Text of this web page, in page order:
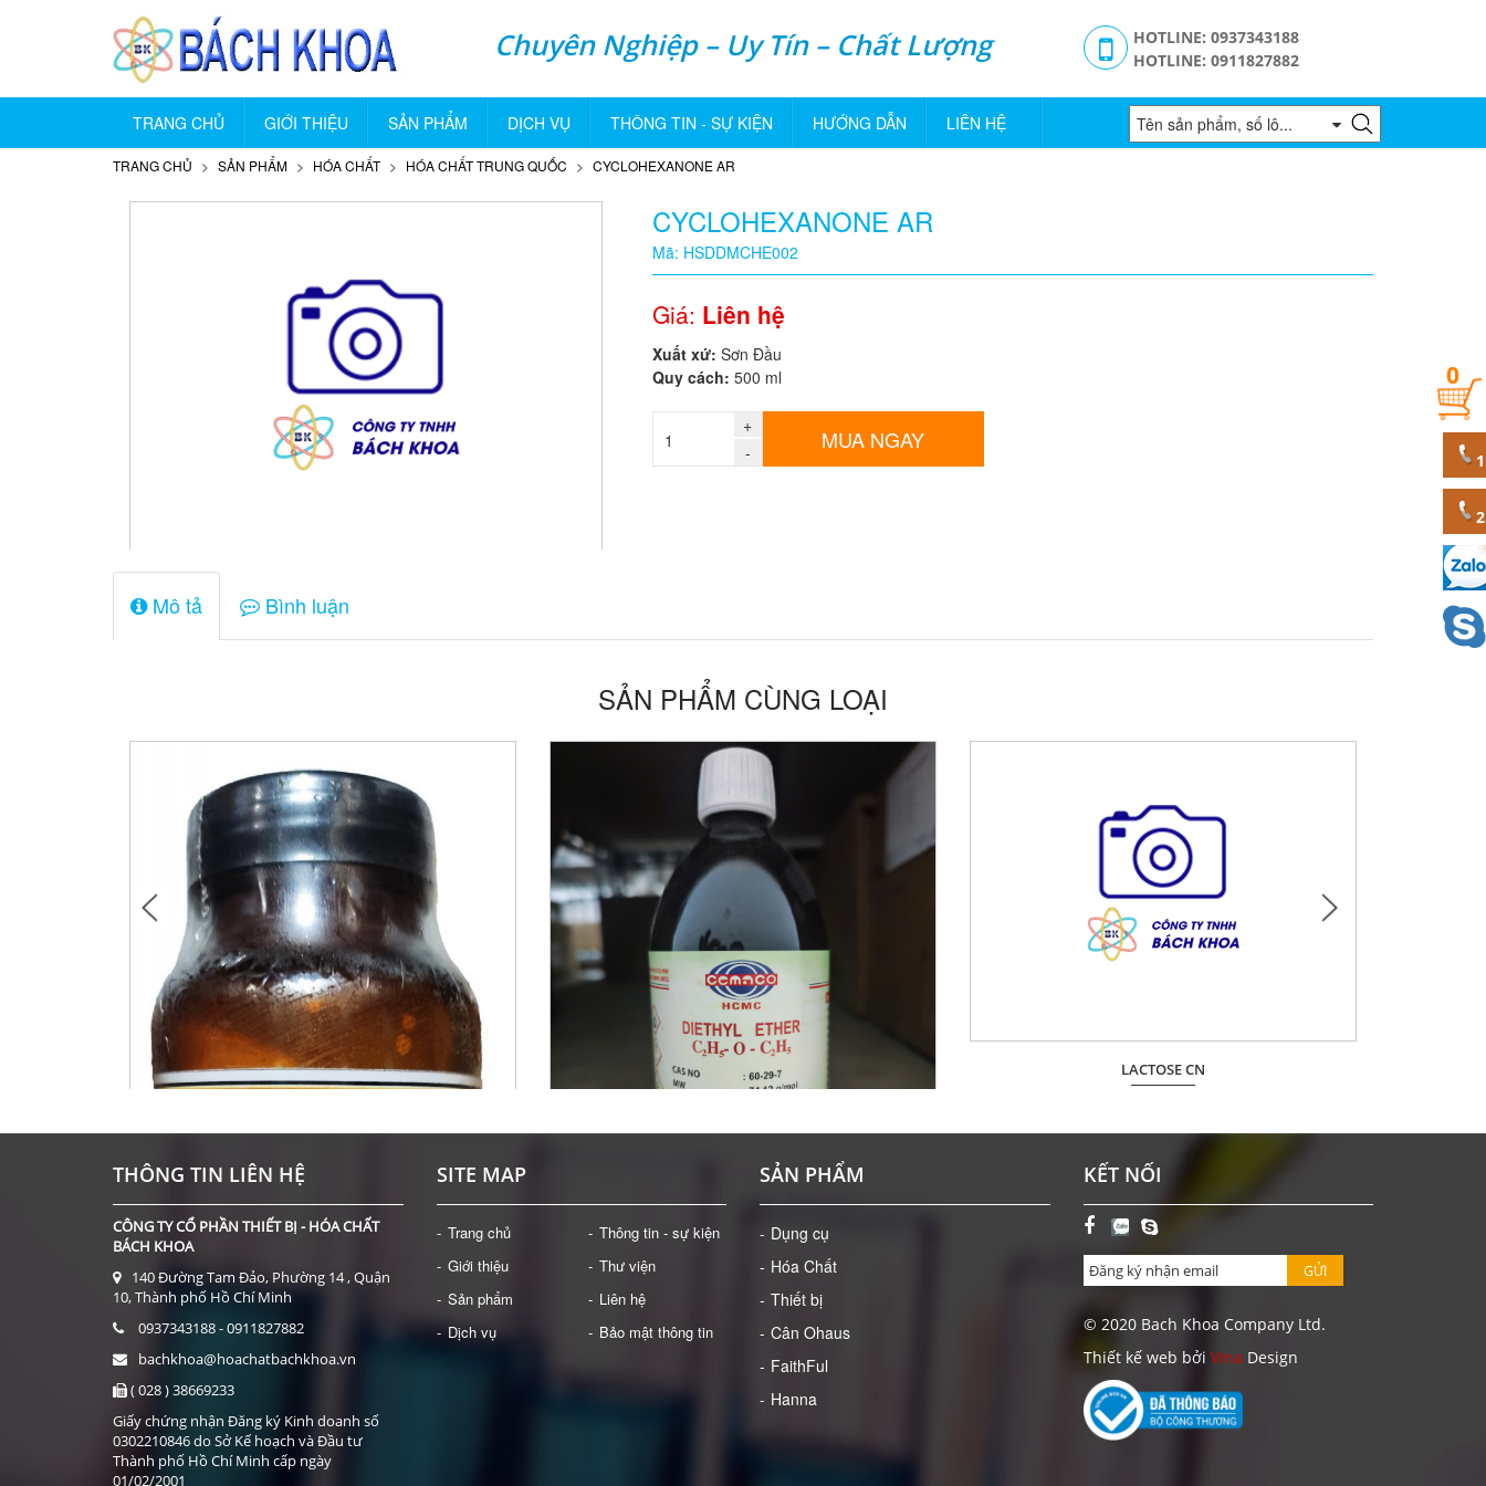
Chuyên Nghiệp – Uy Tín – Chất Lượng
HOTLINE: 0937343188
HOTLINE: 0911827882
TRANG CHỦ GIỚI THIỆU SẢN PHẨM DỊCH VỤ THÔNG TIN - SỰ KIỆN HƯỚNG DẪN LIÊN HỆ
0
TRANG CHỦ SẢN PHẨM HÓA CHẤT HÓA CHẤT TRUNG QUỐC CYCLOHEXANONE AR
CYCLOHEXANONE AR
Mã: HSDDMCHE002
Giá: Liên hệ
Xuất xứ: Sơn Đầu
Quy cách: 500 ml
+
-
MUA NGAY
Mô tả Bình luận
SẢN PHẨM CÙNG LOẠI
Giá: Liên hệ
ĐẶT HÀNG
LACTOSE CN
ĐẶT HÀNG
THÔNG TIN LIÊN HỆ
CÔNG TY CỔ PHẦN THIẾT BỊ - HÓA CHẤT
BÁCH KHOA
140 Đường Tam Đảo, Phường 14 , Quận
10, Thành phố Hồ Chí Minh
0937343188 - 0911827882
bachkhoa@hoachatbachkhoa.vn
( 028 ) 38669233
Giấy chứng nhận Đăng ký Kinh doanh số
0302210846 do Sở Kế hoạch và Đầu tư
Thành phố Hồ Chí Minh cấp ngày
01/02/2001
SITE MAP
Trang chủ
Giới thiệu
Sản phẩm
Dịch vụ
Thông tin - sự kiện
Thư viện
Liên hệ
Bảo mật thông tin
SẢN PHẨM
Dụng cụ
Hóa Chất
Thiết bị
Cân Ohaus
FaithFul
Hanna
KẾT NỐI
GỬI
© 2020 Bach Khoa Company Ltd.
Thiết kế web bởi Vina Design